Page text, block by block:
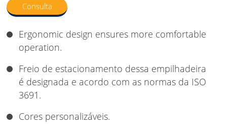
Consulta
Ergonomic design ensures more comfortable
operation.
Freio de estacionamento dessa empilhadeira
é designada e acordo com as normas da ISO
3691.
Cores personalizáveis.